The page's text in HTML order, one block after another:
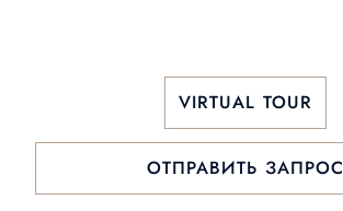
VIRTUAL TOUR
ОТПРАВИТЬ ЗАПРОС